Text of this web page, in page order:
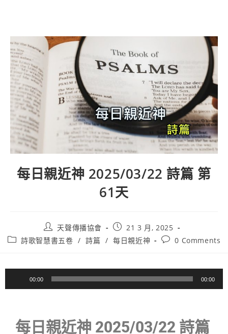
每日親近神 2025/03/22 詩篇 第
61天
天聲傳播協會
21 3 月, 2025
詩歌智慧書五卷 / 詩篇 / 每日親近神 0 Comments
訊
00:00 00:00
每日親近神 2025/03/22 詩篇